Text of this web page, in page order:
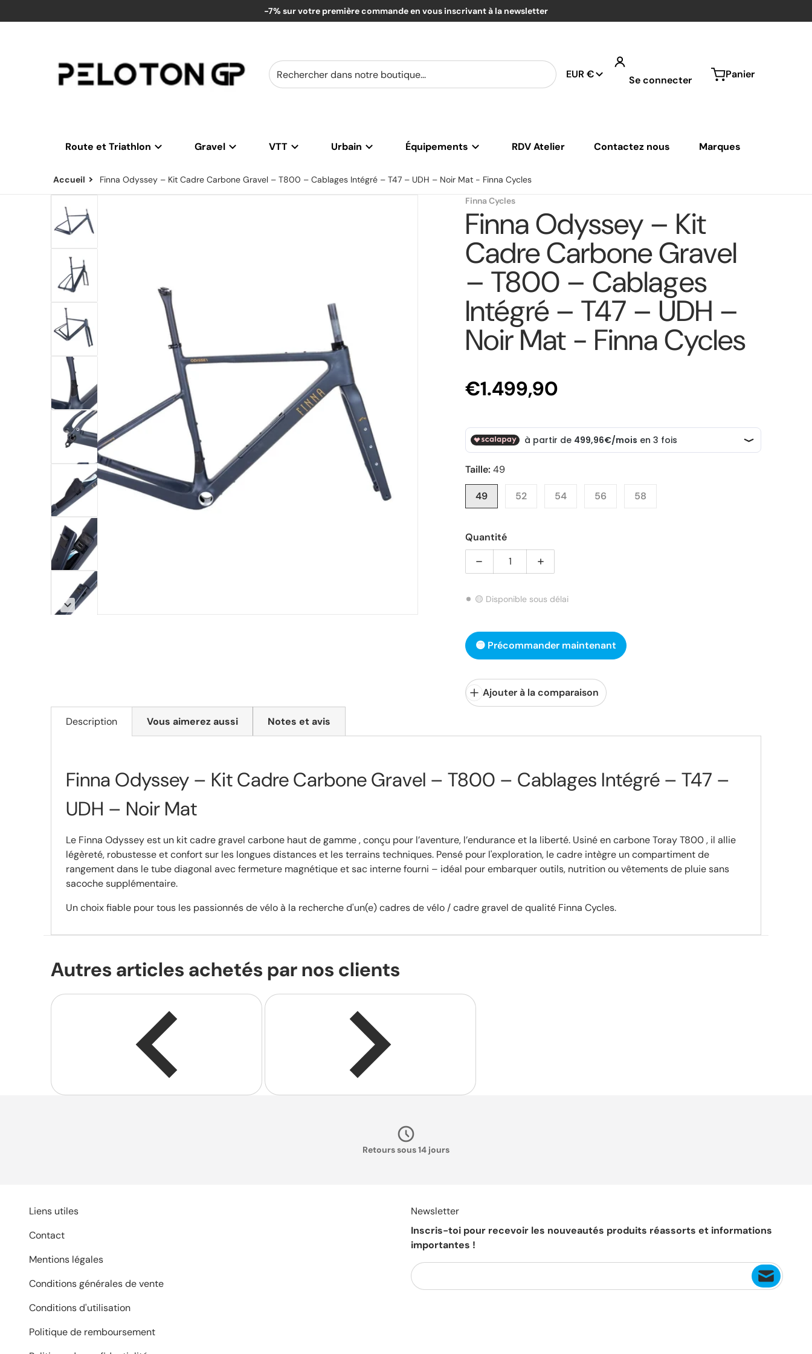
-7% sur votre première commande en vous inscrivant à la newsletter
Rechercher dans notre boutique... Pays/région
EUR € Se connecter Panier
Route et Triathlon Gravel VTT Urbain Équipements RDV Atelier Contactez nous Marques
Accueil Finna Odyssey – Kit Cadre Carbone Gravel – T800 – Cablages Intégré – T47 – UDH – Noir Mat - Finna Cycles
files/finna-odyssey-kit-cadre-carbone-gravel-t800-cablages-integre-t47-udh-noir-mat-4516936.jpg
Ouvrir le média 1 dans la galerie
files/finna-odyssey-kit-cadre-carbone-gravel-t800-cablages-integre-t47-udh-noir-
Finna Cycles
Finna Odyssey – Kit
Cadre Carbone Gravel
– T800 – Cablages
Intégré – T47 – UDH –
Noir Mat - Finna Cycles
€1.499,90
Taille:49
49 52 54 56 58
Quantité
Diminuer la quantité pour Finna Odyssey – Kit Cadre Carbone Gravel
Augmenter la quantité pour Finna Odyssey – Kit Cadre
🟡 Disponible sous délai
🟡 Précommander maintenant
Ajouter à la comparaison
Description
Finna Odyssey – Kit Cadre Carbone Gravel – T800 – Cablages Intégré – T47 –
UDH – Noir Mat
Le Finna Odyssey est un kit cadre gravel carbone haut de gamme , conçu pour l’aventure, l’endurance et la liberté. Usiné en carbone Toray T800 , il allie
légèreté, robustesse et confort sur les longues distances et les terrains techniques. Pensé pour l'exploration, le cadre intègre un compartiment de
rangement dans le tube diagonal avec fermeture magnétique et sac interne fourni – idéal pour embarquer outils, nutrition ou vêtements de pluie sans
sacoche supplémentaire.
Un choix fiable pour tous les passionnés de vélo à la recherche d'un(e) cadres de vélo / cadre gravel de qualité Finna Cycles.
Vous aimerez aussi Notes et avis
Autres articles achetés par nos clients
Retours sous 14 jours
Liens utiles
Contact
Mentions légales
Conditions générales de vente
Conditions d'utilisation
Politique de remboursement
Newsletter
Inscris-toi pour recevoir les nouveautés produits réassorts et informations
importantes !
Votre e-mail...